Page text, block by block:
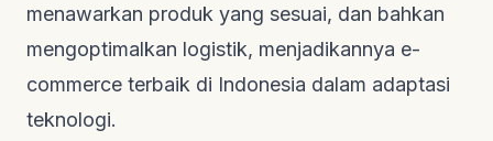
menawarkan produk yang sesuai, dan bahkan
mengoptimalkan logistik, menjadikannya e-
commerce terbaik di Indonesia dalam adaptasi
teknologi.